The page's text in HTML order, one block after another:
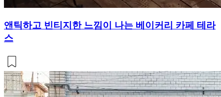
앤틱하고 빈티지한 느낌이 나는 베이커리 카페 테라
스